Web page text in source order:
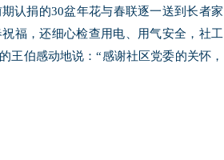
认捐的30盆年花与春联逐一送到长者家
福，还细心检查用电、用气安全，社工
王伯感动地说：“感谢社区党委的关怀，